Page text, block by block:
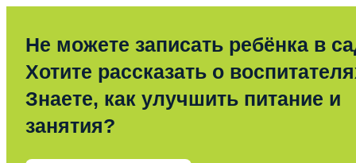
Не можете записать ребёнка в
Хотите рассказать о
Знаете, как улучшить питание и
занятия?